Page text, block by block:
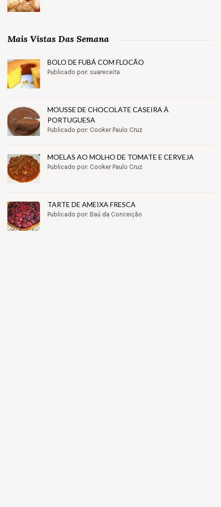
Mais Vistas Das Semana
BOLO DE FUBÁ COM FLOCÃO
Publicado por: suareceita
MOUSSE DE CHOCOLATE CASEIRA À
PORTUGUESA
Publicado por: Cooker Paulo Cruz
MOELAS AO MOLHO DE TOMATE E CERVEJA
Publicado por: Cooker Paulo Cruz
TARTE DE AMEIXA FRESCA
Publicado por: Baú da Conceição